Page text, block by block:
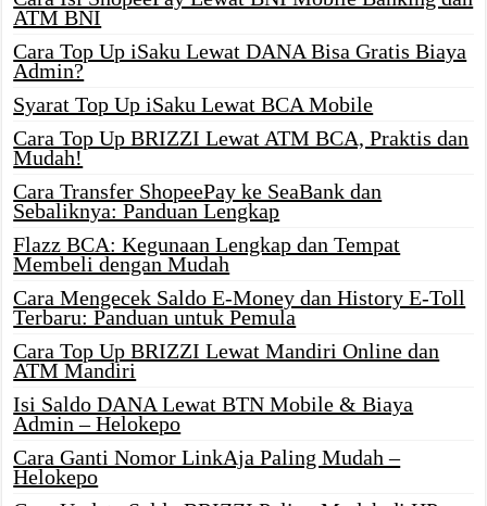
ATM BNI
Cara Top Up iSaku Lewat DANA Bisa Gratis Biaya
Admin?
Syarat Top Up iSaku Lewat BCA Mobile
Cara Top Up BRIZZI Lewat ATM BCA, Praktis dan
Mudah!
Cara Transfer ShopeePay ke SeaBank dan
Sebaliknya: Panduan Lengkap
Flazz BCA: Kegunaan Lengkap dan Tempat
Membeli dengan Mudah
Cara Mengecek Saldo E-Money dan History E-Toll
Terbaru: Panduan untuk Pemula
Cara Top Up BRIZZI Lewat Mandiri Online dan
ATM Mandiri
Isi Saldo DANA Lewat BTN Mobile & Biaya
Admin – Helokepo
Cara Ganti Nomor LinkAja Paling Mudah –
Helokepo